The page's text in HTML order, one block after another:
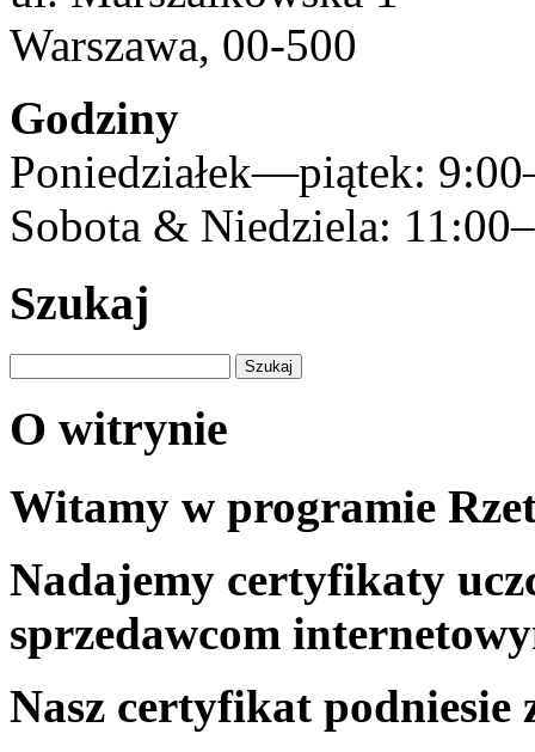
Warszawa, 00-500
Godziny
Poniedziałek—piątek:
Sobota & Niedziela:
Szukaj
O witrynie
Witamy w programie
Nadajemy certyfikaty
sprzedawcom
Nasz certyfikat podniesie